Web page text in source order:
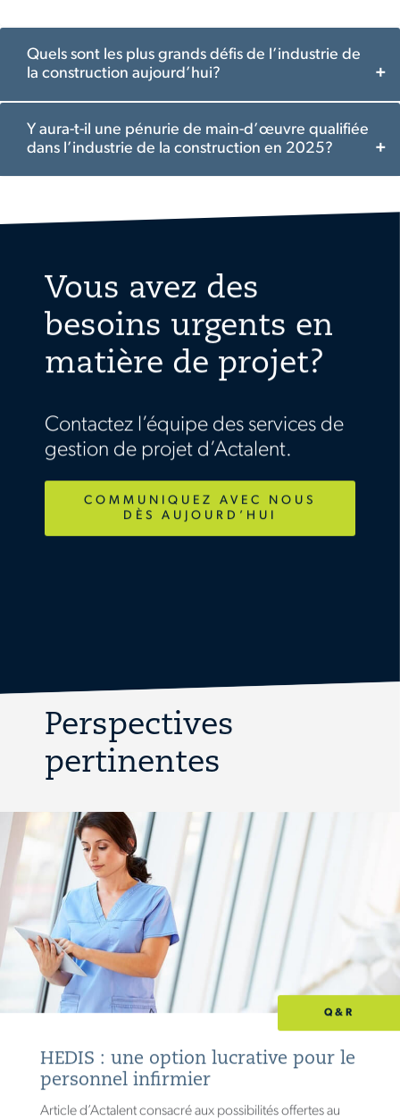
Quels sont les plus grands défis de l’industrie de
la construction aujourd’hui?
Y aura-t-il une pénurie de main-d’œuvre qualifiée
dans l’industrie de la construction en 2025?
Vous avez des
besoins urgents en
matière de projet?
Contactez l’équipe des services de
gestion de projet d’Actalent.
COMMUNIQUEZ AVEC NOUS
DÈS AUJOURD’HUI
Perspectives
pertinentes
Q&R
HEDIS : une option lucrative pour le
personnel infirmier
Article d’Actalent consacré aux possibilités offertes au